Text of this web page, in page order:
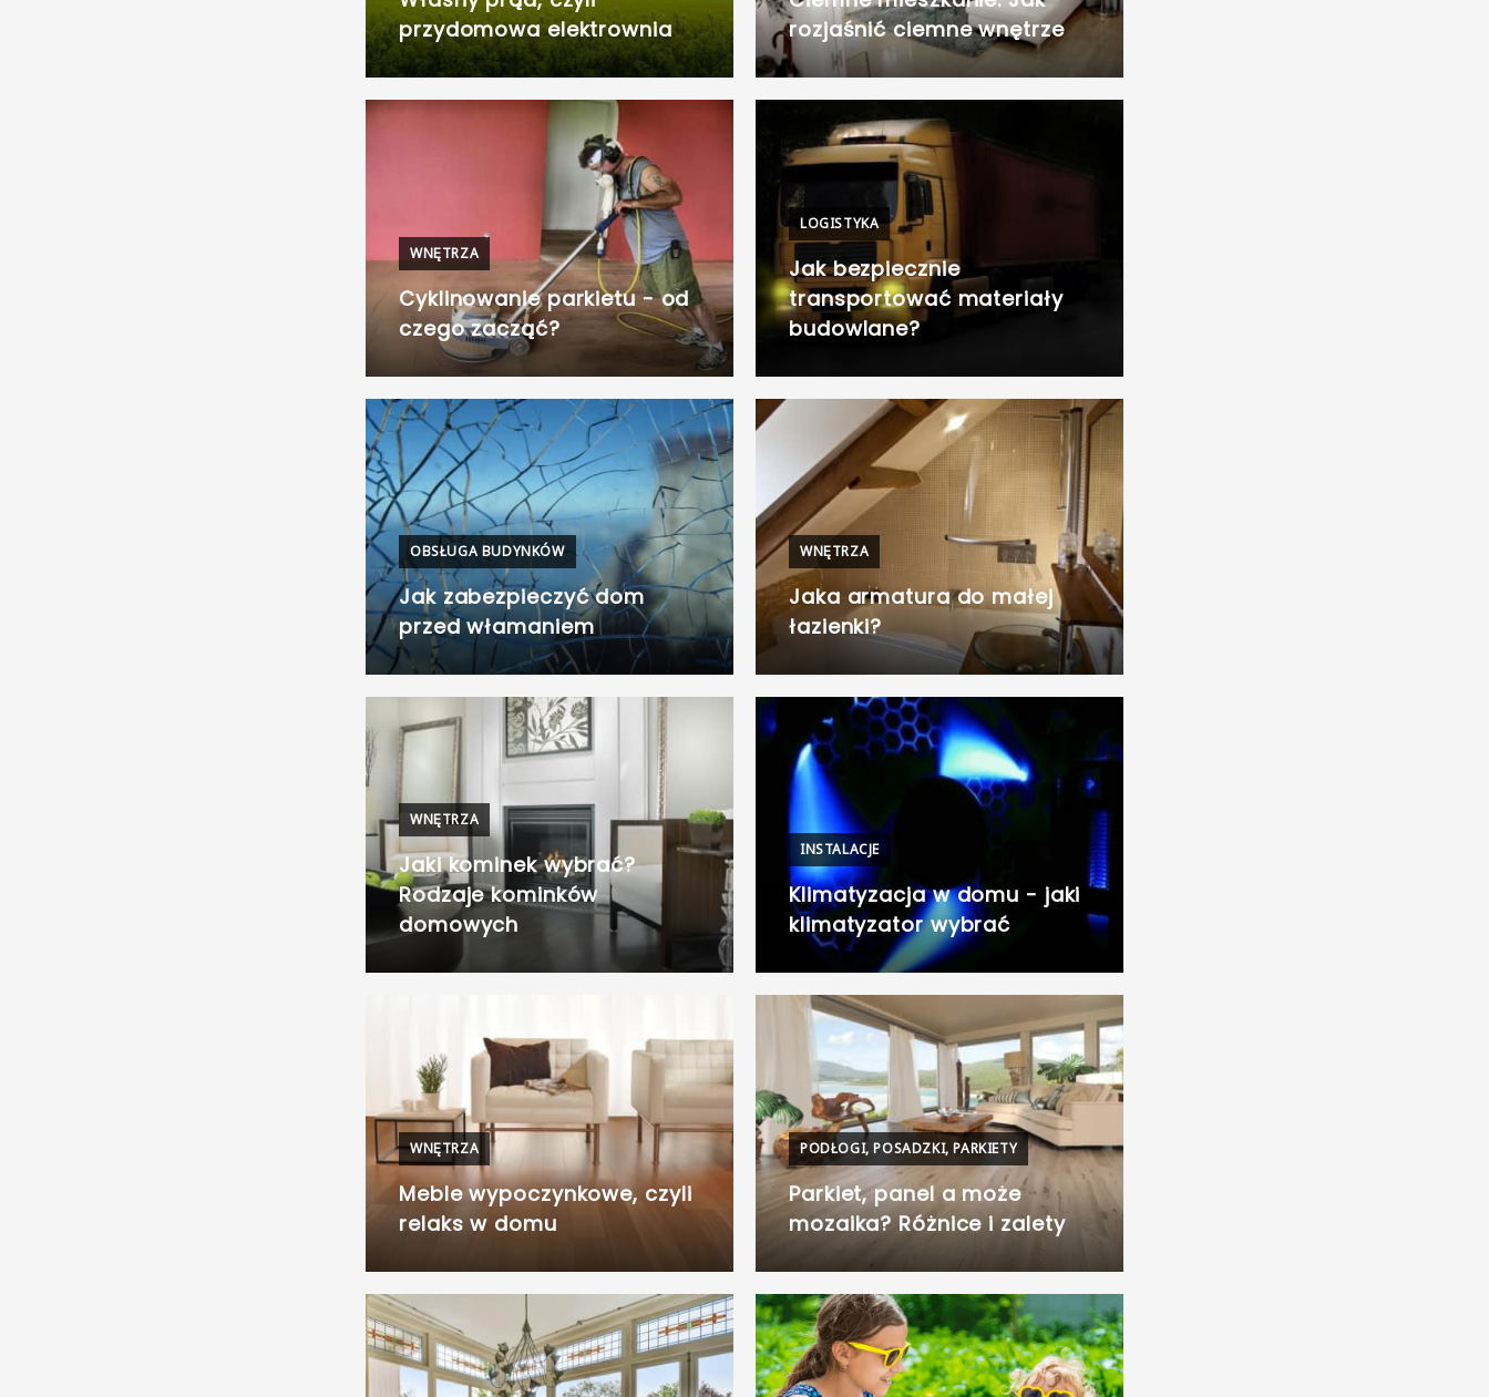
przydomowa elektrownia
rozjaśnić ciemne wnętrze
WNĘTRZA
Cyklinowanie parkietu - od
czego zacząć?
LOGISTYKA
Jak bezpiecznie
transportować materiały
budowlane?
OBSŁUGA BUDYNKÓW
Jak zabezpieczyć dom
przed włamaniem
WNĘTRZA
Jaka armatura do małej
łazienki?
WNĘTRZA
Jaki kominek wybrać?
Rodzaje kominków
domowych
INSTALACJE
Klimatyzacja w domu - jaki
klimatyzator wybrać
WNĘTRZA
Meble wypoczynkowe, czyli
relaks w domu
PODŁOGI, POSADZKI, PARKIETY
Parkiet, panel a może
mozaika? Różnice i zalety